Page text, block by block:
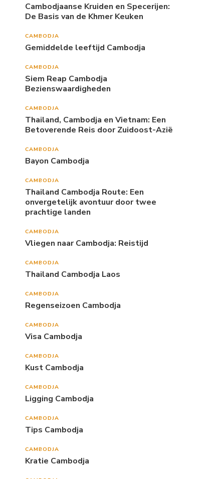
Cambodjaanse Kruiden en Specerijen:
De Basis van de Khmer Keuken
CAMBODJA
Gemiddelde leeftijd Cambodja
CAMBODJA
Siem Reap Cambodja
Bezienswaardigheden
CAMBODJA
Thailand, Cambodja en Vietnam: Een
Betoverende Reis door Zuidoost-Azië
CAMBODJA
Bayon Cambodja
CAMBODJA
Thailand Cambodja Route: Een
onvergetelijk avontuur door twee
prachtige landen
CAMBODJA
Vliegen naar Cambodja: Reistijd
CAMBODJA
Thailand Cambodja Laos
CAMBODJA
Regenseizoen Cambodja
CAMBODJA
Visa Cambodja
CAMBODJA
Kust Cambodja
CAMBODJA
Ligging Cambodja
CAMBODJA
Tips Cambodja
CAMBODJA
Kratie Cambodja